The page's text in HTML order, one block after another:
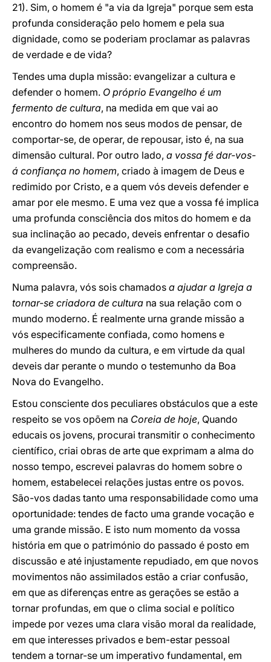
21). Sim, o homem é "a via da Igreja" porque sem esta
profunda consideração pelo homem e pela sua
dignidade, como se poderiam proclamar as palavras
de verdade e de vida?
Tendes uma dupla missão: evangelizar a cultura e
defender o homem. O próprio Evangelho é um
fermento de cultura, na medida em que vai ao
encontro do homem nos seus modos de pensar, de
comportar-se, de operar, de repousar, isto é, na sua
dimensão cultural. Por outro lado, a vossa fé dar-vos-
á confiança no homem, criado à imagem de Deus e
redimido por Cristo, e a quem vós deveis defender e
amar por ele mesmo. E uma vez que a vossa fé implica
uma profunda consciência dos mitos do homem e da
sua inclinação ao pecado, deveis enfrentar o desafio
da evangelização com realismo e com a necessária
compreensão.
Numa palavra, vós sois chamados a ajudar a Igreja a
tornar-se criadora de cultura na sua relação com o
mundo moderno. É realmente urna grande missão a
vós especificamente confiada, como homens e
mulheres do mundo da cultura, e em virtude da qual
deveis dar perante o mundo o testemunho da Boa
Nova do Evangelho.
Estou consciente dos peculiares obstáculos que a este
respeito se vos opõem na Coreia de hoje, Quando
educais os jovens, procurai transmitir o conhecimento
científico, criai obras de arte que exprimam a alma do
nosso tempo, escrevei palavras do homem sobre o
homem, estabelecei relações justas entre os povos.
São-vos dadas tanto uma responsabilidade como uma
oportunidade: tendes de facto uma grande vocação e
uma grande missão. E isto num momento da vossa
história em que o património do passado é posto em
discussão e até injustamente repudiado, em que novos
movimentos não assimilados estão a criar confusão,
em que as diferenças entre as gerações se estão a
tornar profundas, em que o clima social e político
impede por vezes uma clara visão moral da realidade,
em que interesses privados e bem-estar pessoal
tendem a tornar-se um imperativo fundamental, em